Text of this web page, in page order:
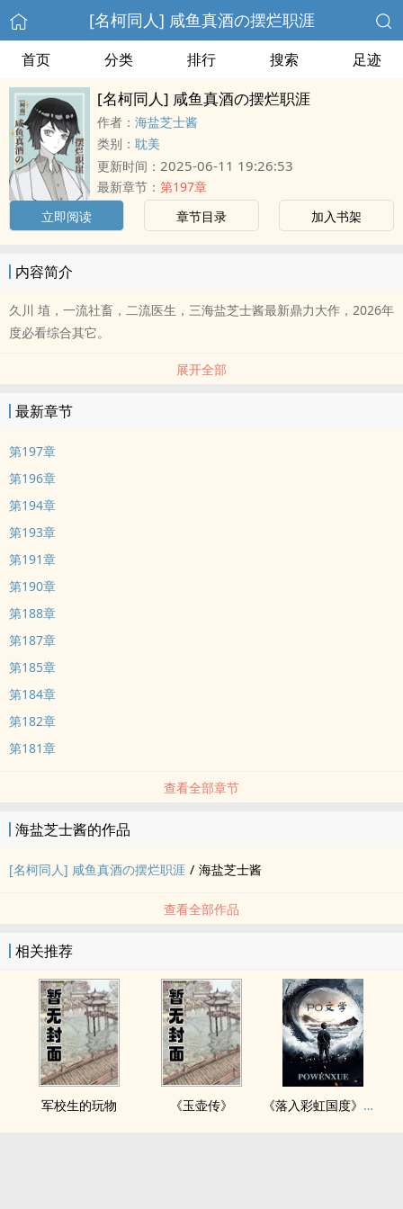
[名柯同人] 咸鱼真酒の摆烂职涯
首页 分类 排行 搜索 足迹
[名柯同人] 咸鱼真酒の摆烂职涯
作者： 海盐芝士酱
类别： 耽美
更新时间： 2025-06-11 19:26:53
最新章节： 第197章
立即阅读
章节目录 加入书架
内容简介
久川 埴，一流社畜，二流医生，三海盐芝士酱最新鼎力大作，2026年
度必看综合其它。
展开全部
最新章节
第197章
第196章
第194章
第193章
第191章
第190章
第188章
第187章
第185章
第184章
第182章
第181章
查看全部章节
海盐芝士酱的作品
[名柯同人] 咸鱼真酒の摆烂职涯 / 海盐芝士酱
查看全部作品
相关推荐
军校生的玩物 《玉壶传》 《落入彩虹国度》穿越+西幻+言情